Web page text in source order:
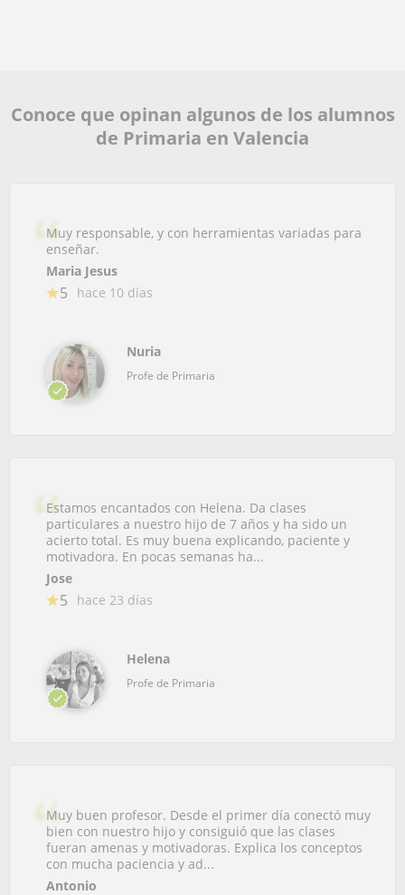
Conoce que opinan algunos de los alumnos
de Primaria en Valencia
Muy responsable, y con herramientas variadas para
enseñar.
Maria Jesus
5 hace 10 días
Nuria
Profe de Primaria
Estamos encantados con Helena. Da clases
particulares a nuestro hijo de 7 años y ha sido un
acierto total. Es muy buena explicando, paciente y
motivadora. En pocas semanas ha...
Jose
5 hace 23 días
Helena
Profe de Primaria
Muy buen profesor. Desde el primer día conectó muy
bien con nuestro hijo y consiguió que las clases
fueran amenas y motivadoras. Explica los conceptos
con mucha paciencia y ad...
Antonio